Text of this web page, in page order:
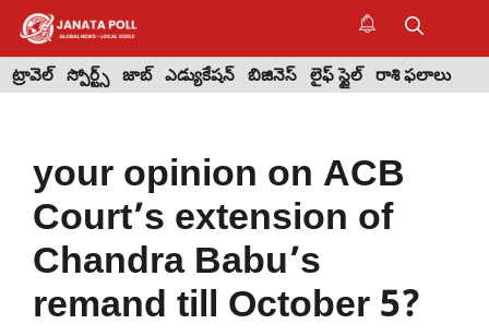
Skip
content
ట్రావెల్ స్పోర్ట్స్ జాబ్ ఎడ్యుకేషన్ బిజినెస్ లైఫ్ స్టైల్ రాశి ఫలాలు
your opinion on ACB
Court’s extension of
Chandra Babu’s
remand till October 5?